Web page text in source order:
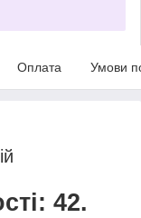
Оплата Умови
42.